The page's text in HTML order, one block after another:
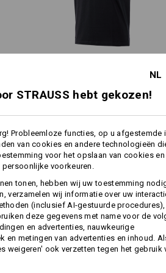
Let alstublieft op bij de
Zuiver katoen kan 3-5% krimpen.
Zelf vormgeven
Dezelfde functies:
+1 andere functie
NL
STRAUSS hebt gekozen!
Probleemloze functies, op u afgestemde
van cookies en andere technologieën
voor het opslaan van cookies en
voorkeuren.
tonen, hebben wij uw toestemming
verzamelen wij informatie over uw
(inclusief AI-gestuurde
deze gegevens met name voor de
en advertenties, nauwkeurige
en metingen van advertenties en inhoud.
weigeren' ook verzetten tegen het gebruik